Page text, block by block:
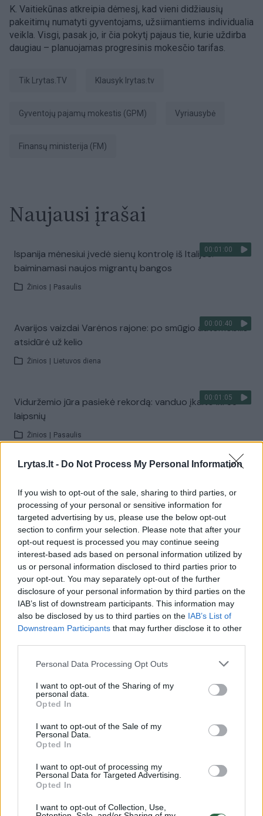
Lrytas.lt - Do Not Process My Personal Information
If you wish to opt-out of the sale, sharing to third parties, or
processing of your personal or sensitive information for
targeted advertising by us, please use the below opt-out
section to confirm your selection. Please note that after your
opt-out request is processed you may continue seeing
interest-based ads based on personal information utilized by
us or personal information disclosed to third parties prior to
your opt-out. You may separately opt-out of the further
disclosure of your personal information by third parties on the
IAB’s list of downstream participants. This information may
also be disclosed by us to third parties on the IAB’s List of
Downstream Participants that may further disclose it to other
Personal Data Processing Opt Outs
I want to opt-out of the Sharing of my
personal data.
Opted In
I want to opt-out of the Sale of my
Personal Data.
Opted In
I want to opt-out of processing my
Personal Data for Targeted Advertising.
Opted In
I want to opt-out of Collection, Use,
K. Vaitiekūnas atkreipia dėmesį, kad vieni didžiausių
pakeitimų numatyti gyventojams, užsiimantiems individualia
veikla. Visgi, pasak jo, ir čia pokytį pajaus tie, kurie uždirba
daugiau – planuojamas progresinis mokesčio tarifas.
tik Lrytas.TV Klausyk lrytas.tv
Gyventojų pajamų mokestis (GPM) Vyriausybė
Finansų ministerija (FM)
Naujausi įrašai
00:01:00
Ispanija mėnesiui įvedė sienų kontrolę iš Italijos:
baiminamasi naujos migrantų bangos
Žinios Pasaulis
00:00:40
Avarijos vaizdai Varėnos rajone: po smūgio automobilis
atsidūrė už kelio
Žinios Lietuvos diena
00:01:05
Viduržemio jūra pasiekė rekordą: vanduo įkaito iki 33
laipsnių
Žinios Pasaulis
stiprinti ryšius su Ukraina
Žinios | Pasaulis
Visi įrašai
Žiūrimiausi įrašai
Vaizdai iš tragiškos avarijos Vilniaus r.: dviejų moterų ir
vaiko gyvybių išgelbėti nepavyko
32 laipsnių šilumos
Ukrainos politikoje: jis yra neteisus